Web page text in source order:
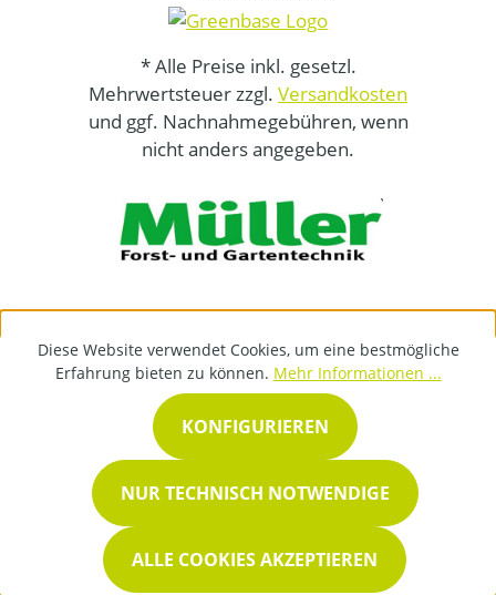
* Alle Preise inkl. gesetzl.
Mehrwertsteuer zzgl. Versandkosten
und ggf. Nachnahmegebühren, wenn
nicht anders angegeben.
Diese Website verwendet Cookies, um eine bestmögliche
Erfahrung bieten zu können. Mehr Informationen ...
NUR TECHNISCH NOTWENDIGE
KONFIGURIEREN
ALLE COOKIES AKZEPTIEREN